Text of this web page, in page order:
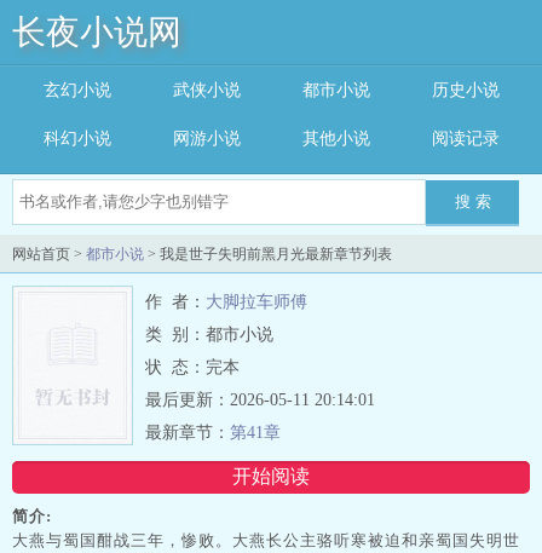
长夜小说网
搜 索
玄幻小说 武侠小说 都市小说 历史小说
科幻小说 网游小说 其他小说 阅读记录
网站首页 > 都市小说 > 我是世子失明前黑月光最新章节列表
作 者： 大脚拉车师傅
类 别：都市小说
状 态：完本
开始阅读
最后更新：2026-05-11 20:14:01
最新章节： 第41章
简介:
大燕与蜀国酣战三年，惨败。大燕长公主骆听寒被迫和亲蜀国失明世